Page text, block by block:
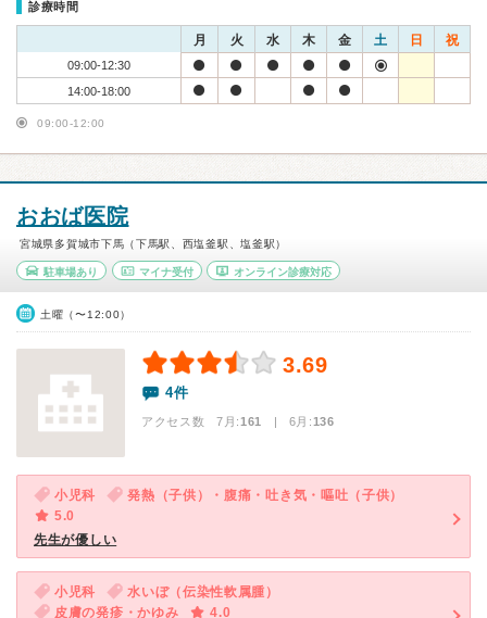
診療時間
月 火 水 木 金 土 日 祝
09:00-12:30
14:00-18:00
09:00-12:00
おおば医院
宮城県多賀城市下馬（下馬駅、西塩釜駅、塩釜駅）
駐車場あり マイナ受付 オンライン診療対応
土曜（〜12:00）
3.69
4件
アクセス数 7月:161 | 6月:136
小児科
発熱（子供）・腹痛・吐き気・嘔吐（子供）
5.0
先生が優しい
小児科
水いぼ（伝染性軟属腫）
皮膚の発疹・かゆみ
4.0